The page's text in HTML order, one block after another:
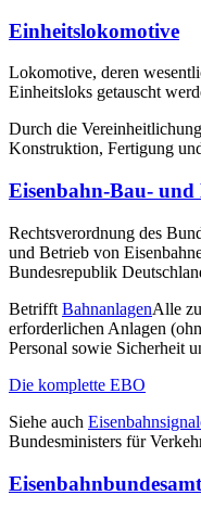
Einheitslokomotive
Lokomotive, deren
Einheitsloks getauscht
Durch die
Konstruktion, Fertigung
Eisenbahn-Bau-
Rechtsverordnung des
und Betrieb von
Bundesrepublik
Betrifft BahnanlagenAlle
erforderlichen Anlagen
Personal sowie Sicherheit
Die komplette EBO
Siehe auch
Bundesministers für
Eisenbahnbundesamt